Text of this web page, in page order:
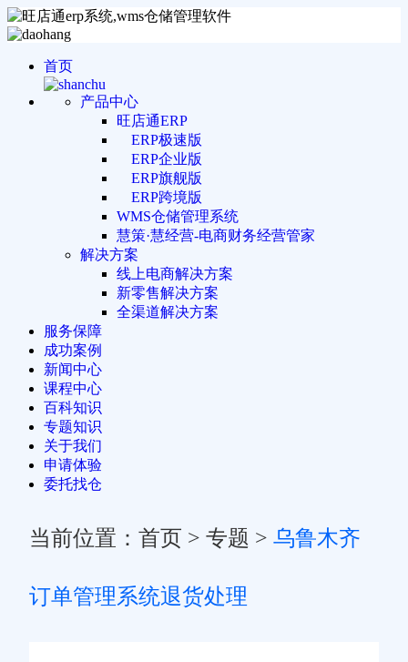
首页
产品中心
旺店通ERP
ERP极速版
ERP企业版
ERP旗舰版
ERP跨境版
WMS仓储管理系统
慧策·慧经营-电商财务经营管家
解决方案
线上电商解决方案
新零售解决方案
全渠道解决方案
服务保障
成功案例
新闻中心
课程中心
百科知识
专题知识
关于我们
申请体验
委托找仓
当前位置： 首页 > 专题 > 乌鲁木齐
订单管理系统退货处理